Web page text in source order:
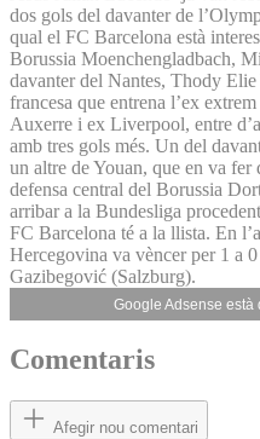
dos gols del davanter de
qual el FC Barcelona està
Borussia Moenchengladbach,
davanter del Nantes, Thody
francesa que entrena l’ex
Auxerre i ex Liverpool, entre
amb tres gols més. Un del
un altre de Youan, que en va
defensa central del Borussia
arribar a la Bundesliga
FC Barcelona té a la llista. En
Hercegovina va vèncer per 1 a
Gazibegović (Salzburg).
Google Adsense està
Comentaris
Afegir nou comentari